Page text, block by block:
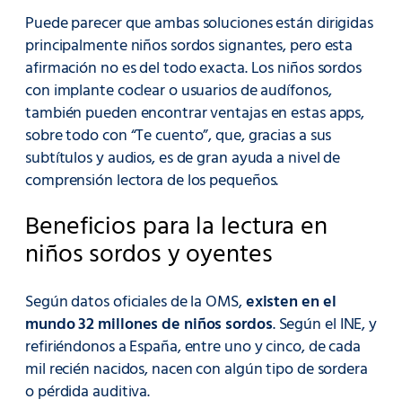
Puede parecer que ambas soluciones están dirigidas
principalmente niños sordos signantes, pero esta
afirmación no es del todo exacta. Los niños sordos
con implante coclear o usuarios de audífonos,
también pueden encontrar ventajas en estas apps,
sobre todo con “Te cuento”, que, gracias a sus
subtítulos y audios, es de gran ayuda a nivel de
comprensión lectora de los pequeños.
Beneficios para la lectura en
niños sordos y oyentes
Según datos oficiales de la OMS,existen en el
mundo 32 millones de niños sordos. Según el INE, y
refiriéndonos a España, entre uno y cinco, de cada
mil recién nacidos, nacen con algún tipo de sordera
o pérdida auditiva.